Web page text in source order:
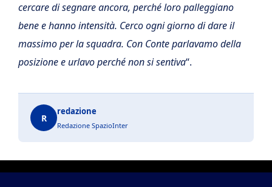
cercare di segnare ancora, perché loro palleggiano
bene e hanno intensità. Cerco ogni giorno di dare il
massimo per la squadra. Con Conte parlavamo della
posizione e urlavo perché non si sentiva“.
R
redazione
Redazione SpazioInter